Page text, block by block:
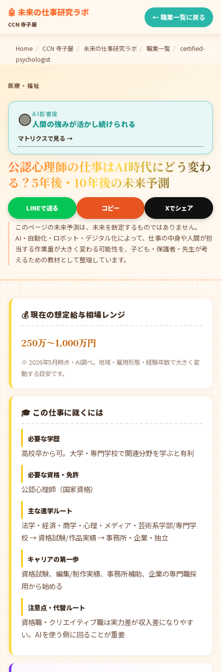
🤖 未来の仕事研究ラボ
CCN 寺子屋
← 職業一覧に戻る
Home / CCN 寺子屋 / 未来の仕事研究ラボ / 職業一覧 / certified-
psychologist
医療・福祉
🟢AI影響度
人間の強みが活かし続けられる
マトリクスで見る →
公認心理師の仕事はAI時代にどう変わ
る？5年後・10年後の未来予測
LINEで送る コピー Xでシェア
このページの未来予測は、未来を断定するものではありません。
AI・自動化・ロボット・デジタル化によって、仕事の中身や人間が担
当する作業量が大きく変わる可能性を、子ども・保護者・先生が考
えるための教材として整理しています。
💰 現在の想定給与相場レンジ
250万〜1,000万円
※ 2026年5月時点・AI調べ。地域・雇用形態・経験年数で大きく変
動する目安です。
🎓 この仕事に就くには
必要な学歴
高校卒から可。大学・専門学校で関連分野を学ぶと有利
必要な資格・免許
公認心理師（国家資格）
主な進学ルート
法学・経済・商学・心理・メディア・芸術系学部/専門学
校 → 資格試験/作品実績 → 事務所・企業・独立
キャリアの第一歩
資格試験、編集/制作実績、事務所補助、企業の専門職採
用から始める
注意点・代替ルート
資格職・クリエイティブ職は実力差が収入差になりやす
い。AIを使う側に回ることが重要